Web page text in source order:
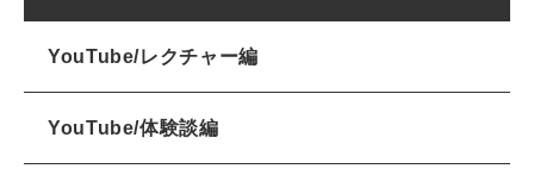
YouTube/レクチャー編
YouTube/体験談編